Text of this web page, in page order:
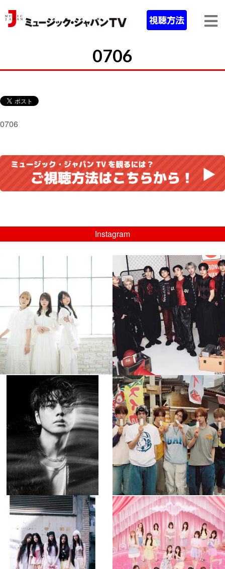
0706
0706
Instagram
...
8月 4
4 0
musicjapantv
💡08/05(水)23:00特番放送！
...
8月 4
4 0
musicjapantv
💡8月特番放送決定！
...
8月 4
110 0
musicjapantv
💡8月特番放送決定！
...
8月 4
5 0
musicjapantv
💡8月特番放送決定！
8月 4
1 0
musicjapantv
💡8月特番放送決定！
...
8月 4
1 0